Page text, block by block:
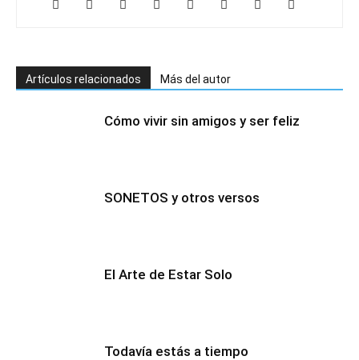
Artículos relacionados Más del autor
Cómo vivir sin amigos y ser feliz
SONETOS y otros versos
El Arte de Estar Solo
Todavía estás a tiempo